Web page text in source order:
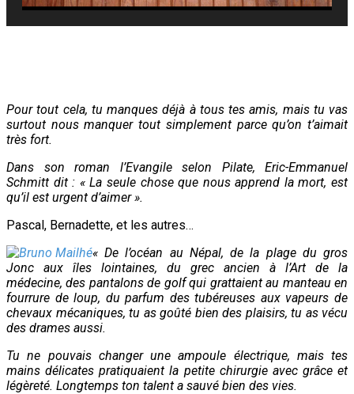
Pour tout cela, tu manques déjà à tous tes amis, mais tu vas
surtout nous manquer tout simplement parce qu’on t’aimait
très fort.
Dans son roman l’Evangile selon Pilate, Eric-Emmanuel
Schmitt dit : « La seule chose que nous apprend la mort, est
qu’il est urgent d’aimer ».
Pascal, Bernadette, et les autres…
« De l’océan au Népal,de la plage du gros
Jonc aux îles lointaines, du grec ancien à l’Art de la
médecine,des pantalons de golf qui grattaient au manteau en
fourrure de loup, du parfum des tubéreuses aux vapeurs de
chevaux mécaniques, tu as goûté bien des plaisirs, tu as vécu
des drames aussi.
Tu ne pouvais changer une ampoule électrique, mais tes
mains délicates pratiquaient la petite chirurgie avec grâce et
légèreté. Longtemps ton talent a sauvé bien des vies.